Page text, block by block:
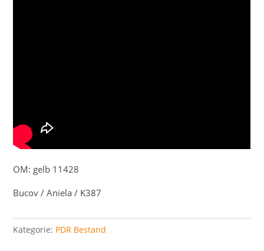
OM: gelb 11428
Bucov / Aniela / K387
Kategorie: PDR Bestand